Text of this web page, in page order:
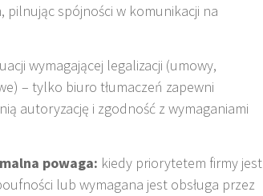
spójności w komunikacji na
wymagającej legalizacji (umowy,
– tylko biuro tłumaczeń zapewni
autoryzację i zgodność z wymaganiami
powaga: kiedy priorytetem firmy jest
lub wymagana jest obsługa przez